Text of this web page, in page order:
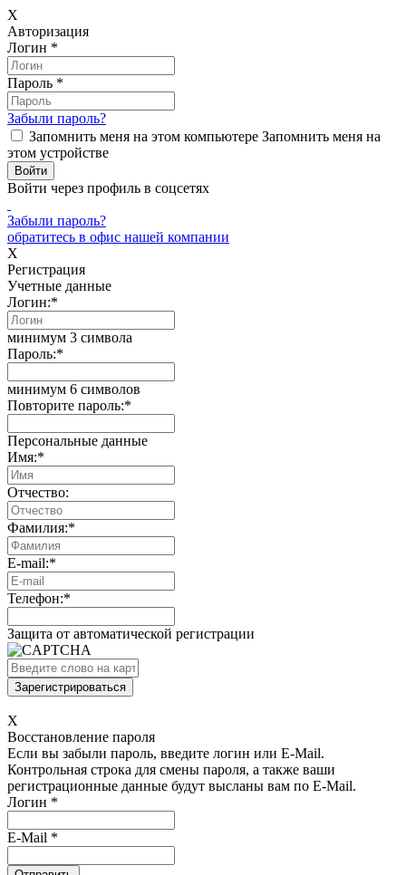
X
Авторизация
Логин *
Пароль *
Забыли пароль?
Запомнить меня на этом компьютере Запомнить меня на
этом устройстве
Войти через профиль в соцсетях
Забыли пароль?
обратитесь в офис нашей компании
X
Регистрация
Учетные данные
Логин:*
минимум 3 символа
Пароль:*
минимум 6 символов
Повторите пароль:*
Персональные данные
Имя:*
Отчество:
Фамилия:*
E-mail:*
Телефон:*
Защита от автоматической регистрации
X
Восстановление пароля
Если вы забыли пароль, введите логин или E-Mail.
Контрольная строка для смены пароля, а также ваши
регистрационные данные будут высланы вам по E-Mail.
Логин *
E-Mail *